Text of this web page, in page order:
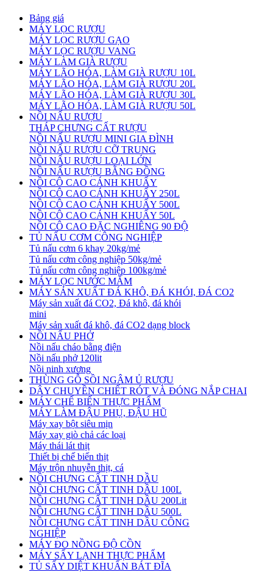
Bảng giá
MÁY LỌC RƯỢU
MÁY LỌC RƯỢU GẠO
MÁY LỌC RƯỢU VANG
MÁY LÀM GIÀ RƯỢU
MÁY LÃO HÓA, LÀM GIÀ RƯỢU 10L
MÁY LÃO HÓA, LÀM GIÀ RƯỢU 20L
MÁY LÃO HÓA, LÀM GIÀ RƯỢU 30L
MÁY LÃO HÓA, LÀM GIÀ RƯỢU 50L
NỒI NẤU RƯỢU
THÁP CHƯNG CẤT RƯỢU
NỒI NẤU RƯỢU MINI GIA ĐÌNH
NỒI NẤU RƯỢU CỠ TRUNG
NỒI NẤU RƯỢU LOẠI LỚN
NỒI NẤU RƯỢU BẰNG ĐỒNG
NỒI CÔ CAO CÁNH KHUẤY
NỒI CÔ CAO CÁNH KHUẤY 250L
NỒI CÔ CAO CÁNH KHUẤY 500L
NỒI CÔ CAO CÁNH KHUẤY 50L
NỒI CÔ CAO ĐẶC NGHIÊNG 90 ĐỘ
TỦ NẤU CƠM CÔNG NGHIỆP
Tủ nấu cơm 6 khay 20kg/mẻ
Tủ nấu cơm công nghiệp 50kg/mẻ
Tủ nấu cơm công nghiệp 100kg/mẻ
MÁY LỌC NƯỚC MẮM
MÁY SẢN XUẤT ĐÁ KHÔ, ĐÁ KHÓI, ĐÁ CO2
Máy sản xuất đá CO2, Đá khô, đá khói
mini
Máy sản xuất đá khô, đá CO2 dạng block
NỒI NẤU PHỞ
Nồi nấu cháo bằng điện
Nồi nấu phở 120lit
Nồi ninh xương
THÙNG GỖ SỒI NGÂM Ủ RƯỢU
DÂY CHUYỀN CHIẾT RÓT VÀ ĐÓNG NẮP CHAI
MÁY CHẾ BIẾN THỰC PHẨM
MÁY LÀM ĐẬU PHỤ, ĐẬU HŨ
Máy xay bột siêu mịn
Máy xay giò chả các loại
Máy thái lát thịt
Thiết bị chế biến thịt
Máy trộn nhuyễn thịt, cá
NỒI CHƯNG CẤT TINH DẦU
NỒI CHƯNG CẤT TINH DẦU 100L
NỒI CHƯNG CẤT TINH DẦU 200Lit
NỒI CHƯNG CẤT TINH DẦU 500L
NỒI CHƯNG CẤT TINH DẦU CÔNG
NGHIỆP
MÁY ĐO NỒNG ĐỘ CỒN
MÁY SẤY LẠNH THỰC PHẨM
TỦ SẤY DIỆT KHUẨN BÁT ĐĨA